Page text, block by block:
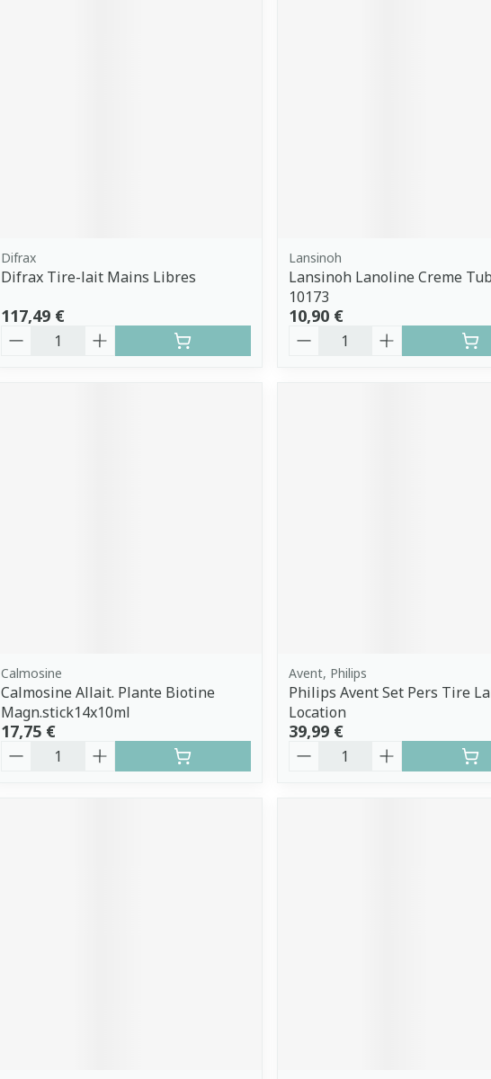
Difrax
Difrax Tire-lait Mains Libres
117,49 €
Quantité
Lansinoh
Lansinoh Lanoline Creme
10173
10,90 €
Quantité
Calmosine
Calmosine Allait. Plante Biotine
Magn.stick14x10ml
17,75 €
Quantité
Avent, Philips
Philips Avent Set Pers Tire
Location
39,99 €
Quantité